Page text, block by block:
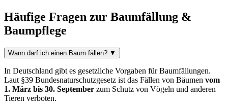
Häufige Fragen zur Baumfällung &
Baumpflege
Wann darf ich einen Baum fällen? ▼
In Deutschland gibt es gesetzliche Vorgaben für Baumfällungen.
Laut §39 Bundesnaturschutzgesetz ist das Fällen von Bäumen vom
1. März bis 30. September zum Schutz von Vögeln und anderen
Tieren verboten.